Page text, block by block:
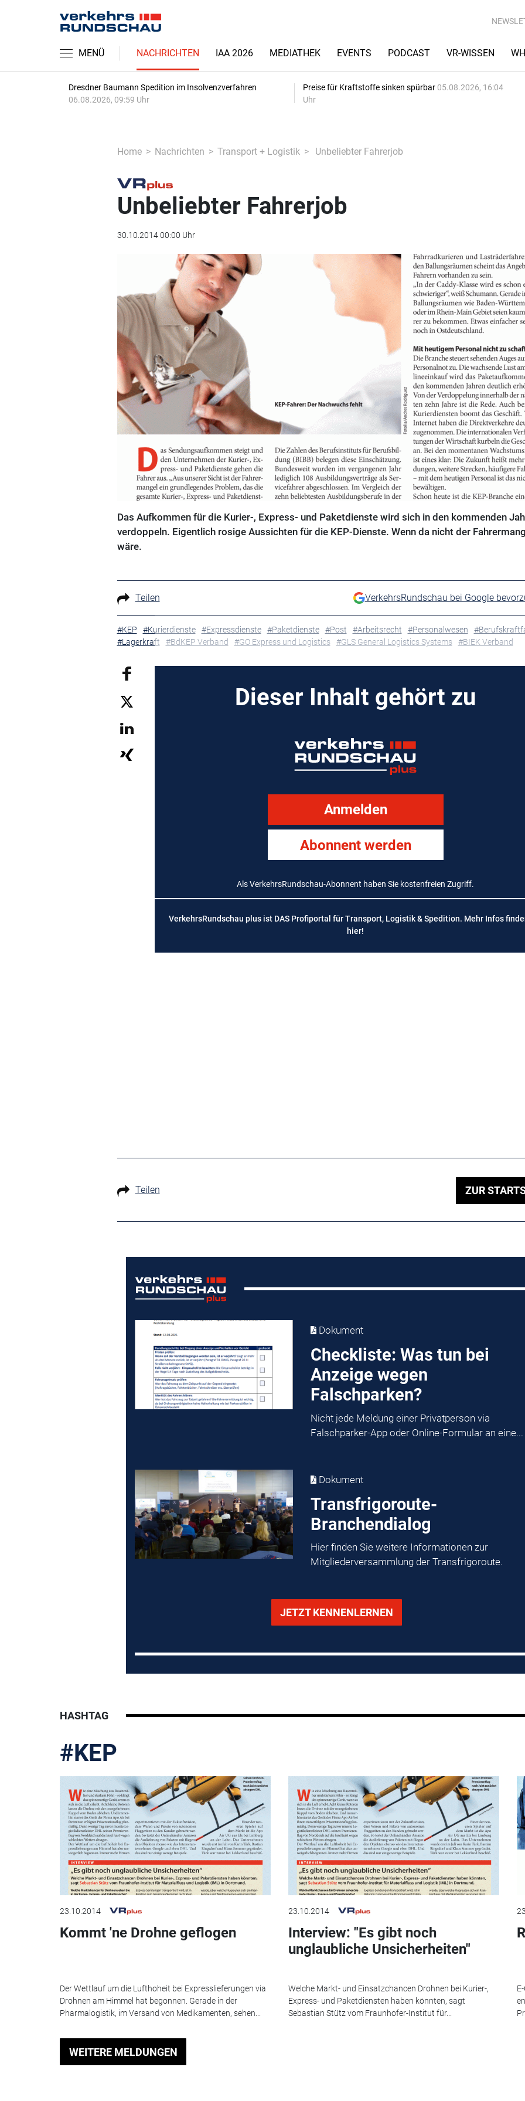
MENÜ NACHRICHTEN IAA 2026 MEDIATHEK EVENTS PODCAST VR-WISSEN
Dresdner Baumann Spedition im Insolvenzverfahren
06.08.2026, 09:59 Uhr
Preise für Kraftstoffe sinken spürbar 05.08.2026, 16:04
Uhr
Home Nachrichten Transport + Logistik Unbeliebter Fahrerjob
Unbeliebter Fahrerjob
30.10.2014 00:00 Uhr
Das Aufkommen für die Kurier-, Express- und Paketdienste wird sich in den kommenden
verdoppeln. Eigentlich rosige Aussichten für die KEP-Dienste. Wenn da nicht der
wäre.
Teilen VerkehrsRundschau bei Google
#KEP #Kurierdienste #Expressdienste #Paketdienste #Post #Arbeitsrecht #Personalwesen
#Lagerkraft
#BdKEP Verband #GO Express und Logistics #GLS General Logistics Systems #BIEK Verband
Dieser Inhalt gehört zu
Anmelden
Abonnent werden
Als VerkehrsRundschau-Abonnent haben Sie kostenfreien Zugriff.
VerkehrsRundschau plus ist DAS Profiportal für Transport, Logistik & Spedition. Mehr Infos
hier!
Teilen ZUR
Dokument
Checkliste: Was tun bei
Anzeige wegen
Falschparken?
Nicht jede Meldung einer Privatperson via
Falschparker-App oder Online-Formular an eine...
Dokument
Transfrigoroute-
Branchendialog
Hier finden Sie weitere Informationen zur
Mitgliederversammlung der Transfrigoroute.
JETZT KENNENLERNEN
HASHTAG
#KEP
23.10.2014
Kommt 'ne Drohne geflogen
Der Wettlauf um die Lufthoheit bei Expresslieferungen via
Drohnen am Himmel hat begonnen. Gerade in der
Pharmalogistik, im Versand von Medikamenten, sehen...
23.10.2014
Interview: "Es gibt noch
unglaubliche Unsicherheiten"
Welche Markt- und Einsatzchancen Drohnen bei Kurier-,
Express- und Paketdiensten haben könnten, sagt
Sebastian Stütz vom Fraunhofer-Institut für...
WEITERE MELDUNGEN